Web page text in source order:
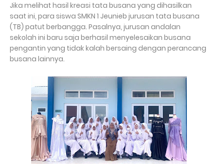
Jika melihat hasil kreasi tata busana yang dihasilkan
saat ini, para siswa SMKN 1 Jeunieb jurusan tata busana
(TB) patut berbangga. Pasalnya, jurusan andalan
sekolah ini baru saja berhasil menyelesaikan busana
pengantin yang tidak kalah bersaing dengan perancang
busana lainnya.